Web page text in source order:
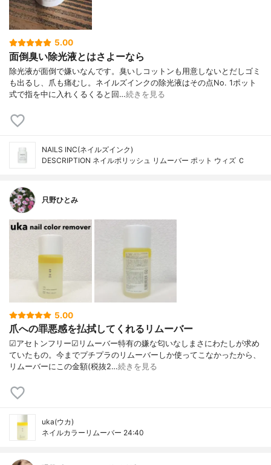
5.00
面倒臭い除光液とはさよーなら
除光液が面倒で嫌いなんです。臭いしコットンも用意しないとだしゴミ
も出るし、爪も痛むし。ネイルズインクの除光液はその点No. 1ポット
式で指を中に入れくるくると回…続きを見る
NAILS INC(ネイルズインク)
DESCRIPTION ネイルポリッシュ リムーバー ポット ウィズ Ｃ
只野ひとみ
5.00
爪への罪悪感を払拭してくれるリムーバー
☑︎アセトンフリー☑︎リムーバー特有の嫌な匂いなしまさにわたしが求め
ていたもの。今までプチプラのリムーバーしか使ってこなかったから、
リムーバーにこの金額(税抜2…続きを見る
uka(ウカ)
ネイルカラーリムーバー 24:40